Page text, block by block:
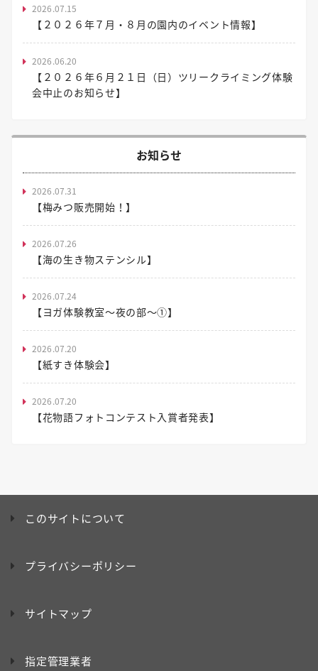
2026.07.15
【２０２６年７月・８月の園内のイベント情報】
2026.06.20
【２０２６年６月２１日（日）ツリークライミング体験
会中止のお知らせ】
お知らせ
2026.07.31
【梅みつ販売開始！】
2026.07.26
【海の生き物ステンシル】
2026.07.24
【ヨガ体験教室～夜の部～①】
2026.07.20
【紙すき体験会】
2026.07.20
【花物語フォトコンテスト入賞者発表】
このサイトについて
プライバシーポリシー
サイトマップ
指定管理業者